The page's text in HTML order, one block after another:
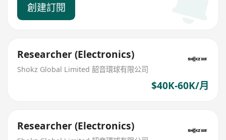
創建訂閱
Researcher (Electronics)
Shokz Global Limited 韶音環球有限公司
$40K-60K/月
Researcher (Electronics)